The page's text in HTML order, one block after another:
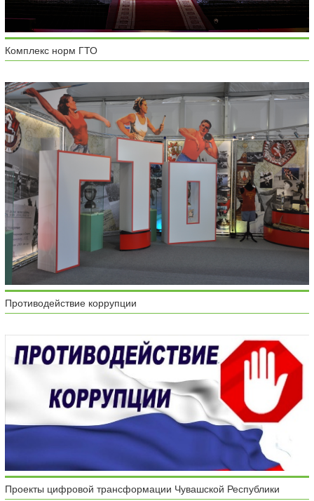
Комплекс норм ГТО
Противодействие коррупции
Проекты цифровой трансформации Чувашской Республики